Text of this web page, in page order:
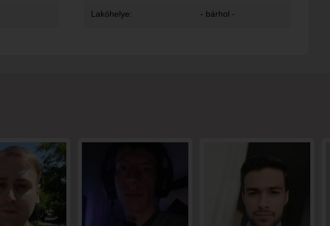
Lakóhelye: - bárhol -